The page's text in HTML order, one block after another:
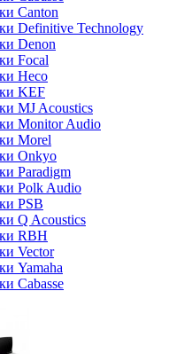
Canton
Definitive Technology
Denon
Focal
Heco
KEF
MJ Acoustics
Monitor Audio
Morel
Onkyo
Paradigm
Polk Audio
PSB
Q Acoustics
RBH
Vector
Yamaha
Сabasse